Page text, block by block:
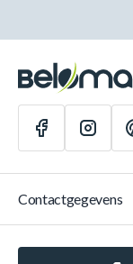
Contactgegevens